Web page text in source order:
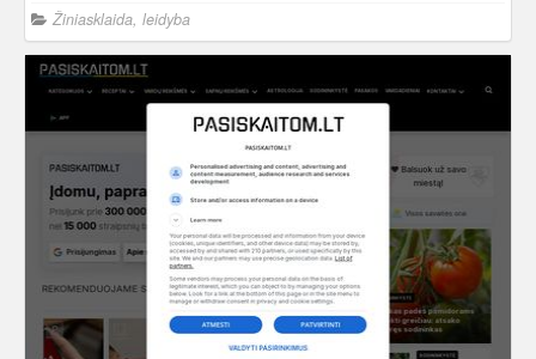
Žiniasklaida, leidyba